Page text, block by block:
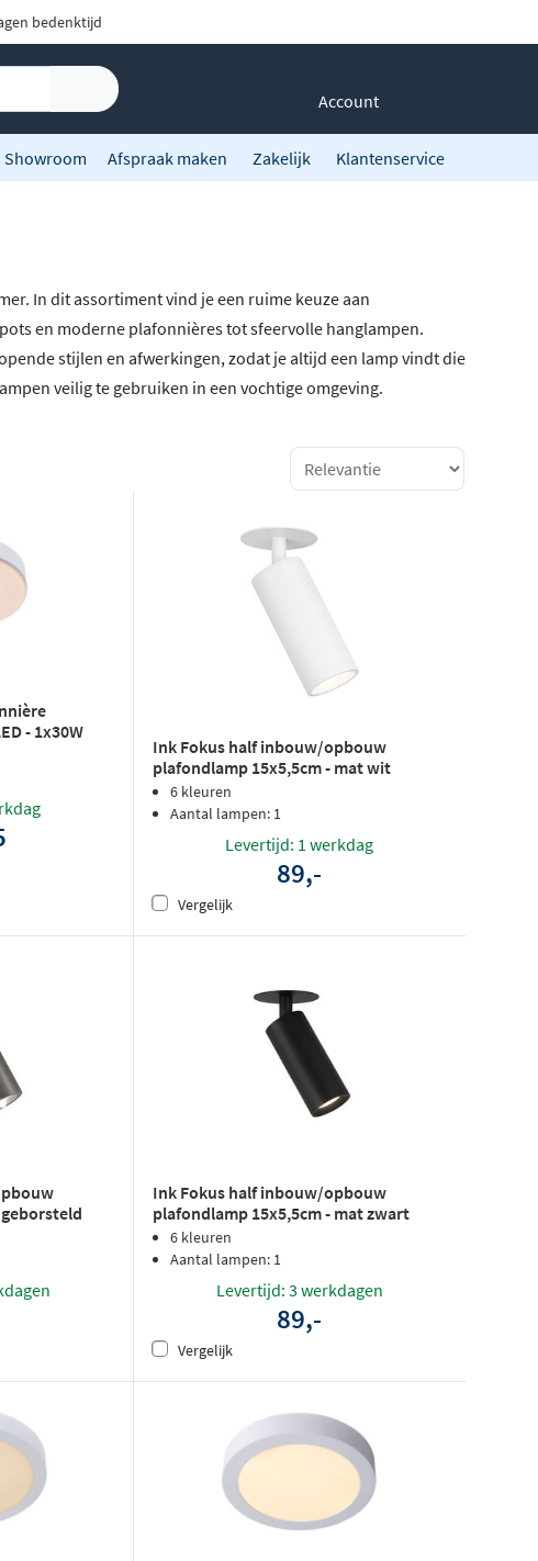
bedenktijd
Account
Showroom Afspraak maken Zakelijk Klantenservice
In dit assortiment vind je een ruime keuze aan
en moderne plafonnières tot sfeervolle hanglampen.
stijlen en afwerkingen, zodat je altijd een lamp vindt die
veilig te gebruiken in een vochtige omgeving.
- 1x30W
Ink Fokus half inbouw/opbouw
plafondlamp 15x5,5cm - mat wit
6 kleuren
Aantal lampen: 1
Levertijd: 1 werkdag
89,-
Vergelijk
Ink Fokus half inbouw/opbouw
plafondlamp 15x5,5cm - mat zwart
6 kleuren
Aantal lampen: 1
Levertijd: 3 werkdagen
89,-
Vergelijk